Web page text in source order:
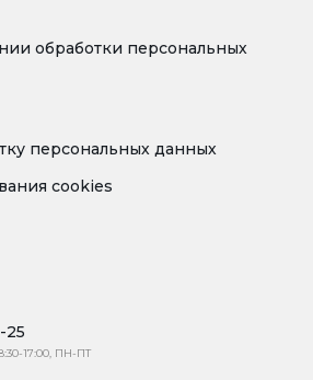
обработки персональных
персональных данных
cookies
25
17:00, ПН-ПТ